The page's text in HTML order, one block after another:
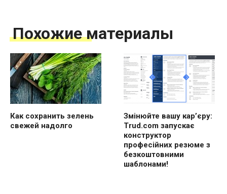
Похожие материалы
Как сохранить зелень
свежей надолго
Змінюйте вашу кар’єру:
Trud.com запускає
конструктор
професійних резюме з
безкоштовними
шаблонами!